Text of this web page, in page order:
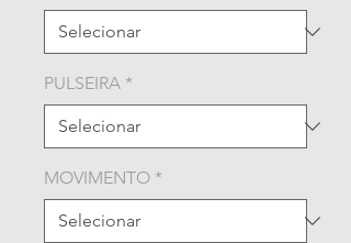
PULSEIRA *
MOVIMENTO *